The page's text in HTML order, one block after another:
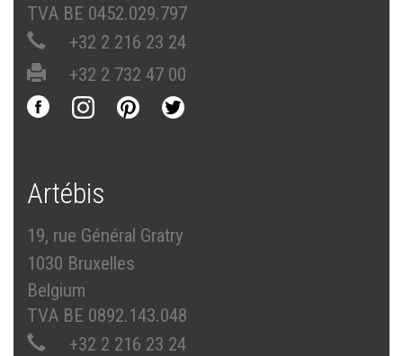
TVA BE 0452.029.797
+32 2 216 23 24
+32 2 732 47 00
Artébis
19, rue Général Gratry
1030 Bruxelles
Belgium
TVA BE 0892.143.048
+32 2 216 23 24